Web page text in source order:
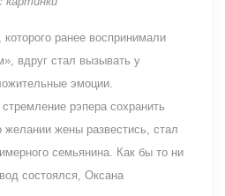
ранее воспринимали
вдруг стал вызывать у
эмоции.
рэпера сохранить
жены развестись, стал
семьянина. Как бы то ни
состоялся, Оксана